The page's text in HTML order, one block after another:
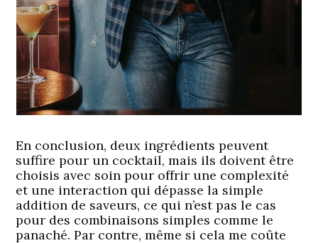
En conclusion, deux ingrédients peuvent
suffire pour un cocktail, mais ils doivent être
choisis avec soin pour offrir une complexité
et une interaction qui dépasse la simple
addition de saveurs, ce qui n’est pas le cas
pour des combinaisons simples comme le
panaché. Par contre, même si cela me coûte